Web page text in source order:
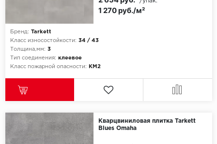
Wonderful Vinyl
Бренд: Tarkett
Класс износостойкости: 34 / 43
Толщина,мм: 3
Тип соединения: клеевое
Класс пожарной опасности:
КМ2
1 270 руб./м²
Кварцвиниловая плитка Tarkett
Blues Omaha